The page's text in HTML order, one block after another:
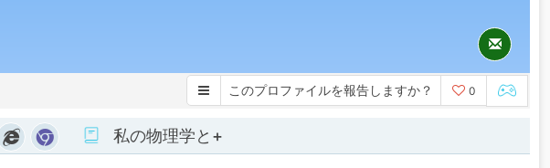
このプロファイルを報告しますか？ 0
私の物理学と+